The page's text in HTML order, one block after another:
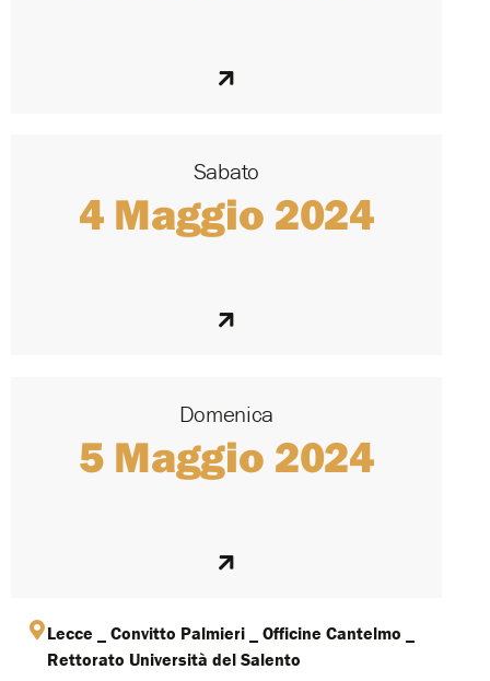
Sabato
4 Maggio 2024
Domenica
5 Maggio 2024
Lecce _ Convitto Palmieri _ Officine Cantelmo _
Rettorato Università del Salento